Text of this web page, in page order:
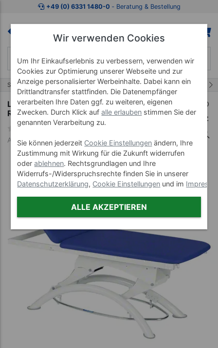
Zum Kaufbereich springen Zur Produktbeschreibung
+49 (0) 6331 1480-0 ‐ Beratung & Bestellung
Start Verstellbare Höhe Untersuchungsliege Capre E 13/18
Lojer Therapieliege Capre E2 mit
Rundumschaltung
Art-Nr. 23747--01
Wir verwenden Cookies
Um Ihr Einkaufserlebnis zu verbessern, verwenden wir
Cookies zur Optimierung unserer Webseite und zur
Anzeige personalisierter Werbeinhalte. Dabei kann ein
Drittlandtransfer stattfinden. Die Datenempfänger
verarbeiten Ihre Daten ggf. zu weiteren, eigenen
Zwecken. Durch Klick aufalle erlauben stimmen Sie der
genannten Verarbeitung zu.
Sie können jederzeit Cookie Einstellungen ändern, Ihre
Zustimmung mit Wirkung für die Zukunft widerrufen
oderablehnen. Rechtsgrundlagen und Ihre
Widerrufs-/Widerspruchsrechte finden Sie in unserer
Datenschutzerklärung, Cookie Einstellungen und im
ALLE AKZEPTIEREN